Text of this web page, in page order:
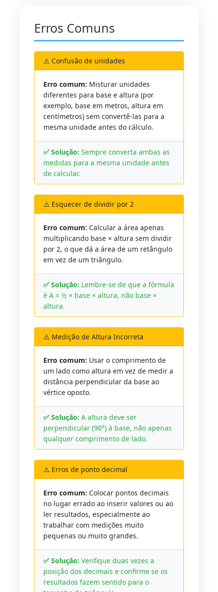
Erros Comuns
⚠️ Confusão de unidades
Erro comum: Misturar unidades
diferentes para base e altura (por
exemplo, base em metros, altura em
centímetros) sem convertê-las para a
mesma unidade antes do cálculo.
✅ Solução: Sempre converta ambas as
medidas para a mesma unidade antes
de calcular.
⚠️ Esquecer de dividir por 2
Erro comum: Calcular a área apenas
multiplicando base × altura sem dividir
por 2, o que dá a área de um retângulo
em vez de um triângulo.
✅ Solução: Lembre-se de que a fórmula
é A = ½ × base × altura, não base ×
altura.
⚠️ Medição de Altura Incorreta
Erro comum: Usar o comprimento de
um lado como altura em vez de medir a
distância perpendicular da base ao
vértice oposto.
✅ Solução: A altura deve ser
perpendicular (90°) à base, não apenas
qualquer comprimento de lado.
⚠️ Erros de ponto decimal
Erro comum: Colocar pontos decimais
no lugar errado ao inserir valores ou ao
ler resultados, especialmente ao
trabalhar com medições muito
pequenas ou muito grandes.
✅ Solução: Verifique duas vezes a
posição dos decimais e confirme se os
resultados fazem sentido para o